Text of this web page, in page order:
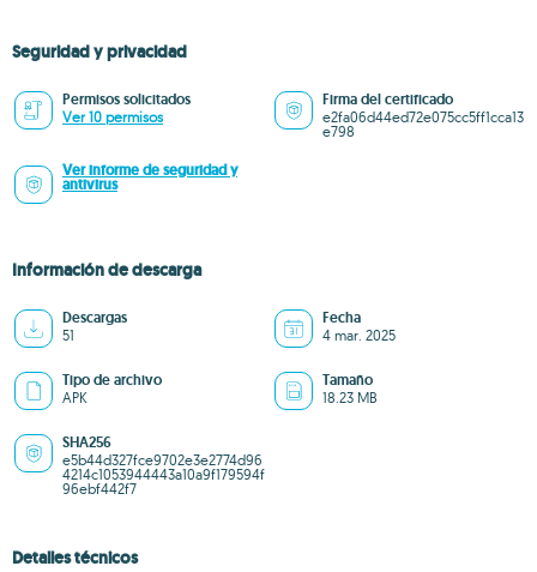
Seguridad y privacidad
Permisos solicitados
Ver 10 permisos
Firma del certificado
e2fa06d44ed72e075cc5ff1cca13
e798
Ver informe de seguridad y
antivirus
Información de descarga
Descargas
51
Fecha
4 mar. 2025
Tipo de archivo
APK
Tamaño
18.23 MB
SHA256
e5b44d327fce9702e3e2774d96
4214c1053944443a10a9f179594f
96ebf442f7
Detalles técnicos